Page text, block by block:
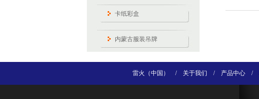
卡纸彩盒
内蒙古服装吊牌
雷火（中国） / 关于我们 / 产品中心 /